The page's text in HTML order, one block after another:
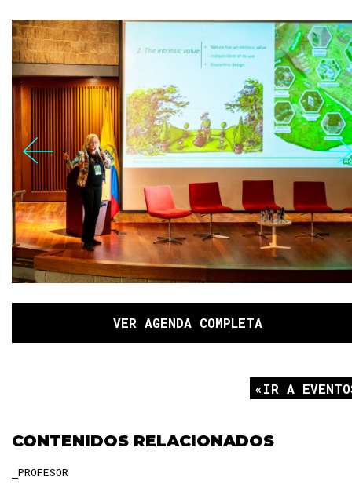
VER AGENDA COMPLETA
IR A
CONTENIDOS RELACIONADOS
PROFESOR